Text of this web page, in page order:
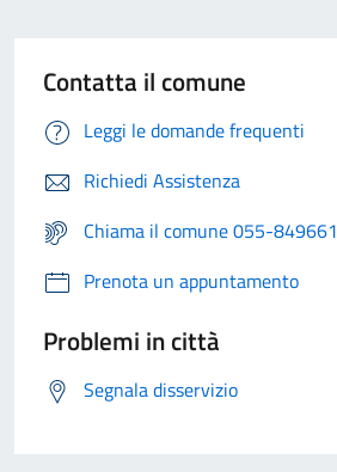
Contatta il comune
Leggi le domande frequenti
Richiedi Assistenza
Chiama il comune 055-849661
Prenota un appuntamento
Problemi in città
Segnala disservizio